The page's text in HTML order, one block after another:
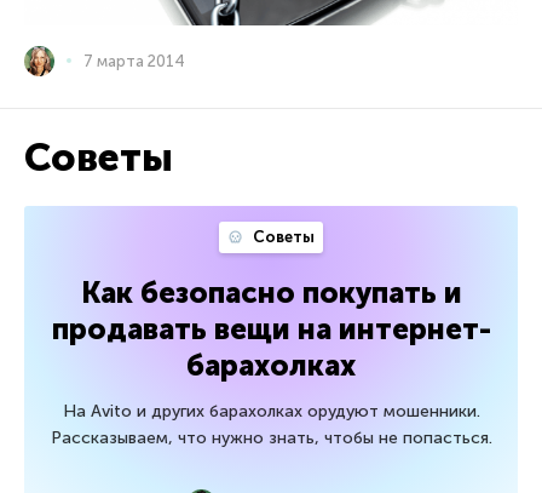
7 марта 2014
Советы
Советы
Как безопасно покупать и
продавать вещи на интернет-
барахолках
На Avito и других барахолках орудуют мошенники.
Рассказываем, что нужно знать, чтобы не попасться.